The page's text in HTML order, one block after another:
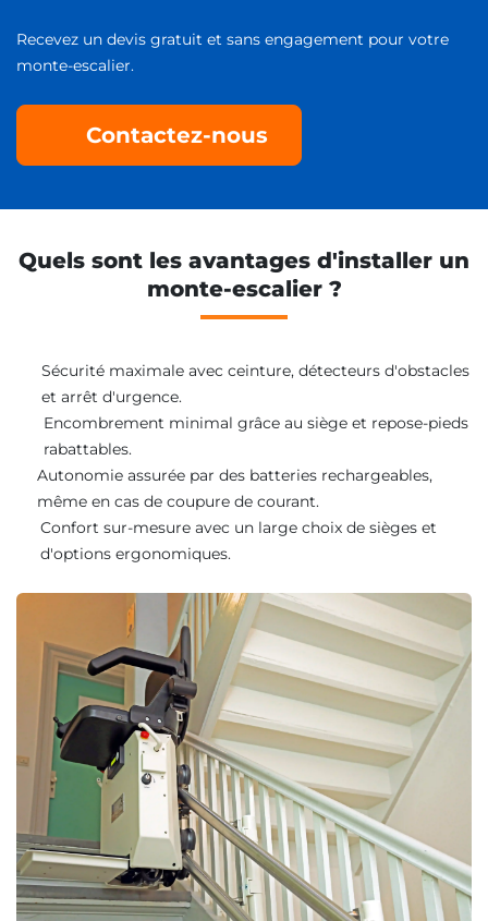
Recevez un devis gratuit et sans engagement pour votre
monte-escalier.
Contactez-nous
Quels sont les avantages d'installer un
monte-escalier ?
Sécurité maximale avec ceinture, détecteurs d'obstacles
et arrêt d'urgence.
Encombrement minimal grâce au siège et repose-pieds
rabattables.
Autonomie assurée par des batteries rechargeables,
même en cas de coupure de courant.
Confort sur-mesure avec un large choix de sièges et
d'options ergonomiques.